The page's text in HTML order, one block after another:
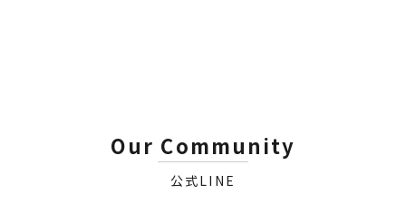
Our Community
公式LINE